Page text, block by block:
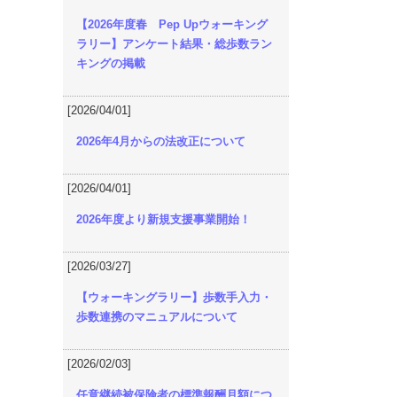
【2026年度春 Pep Upウォーキング
ラリー】アンケート結果・総歩数ラン
キングの掲載
[2026/04/01]
2026年4月からの法改正について
[2026/04/01]
2026年度より新規支援事業開始！
[2026/03/27]
【ウォーキングラリー】歩数手入力・
歩数連携のマニュアルについて
[2026/02/03]